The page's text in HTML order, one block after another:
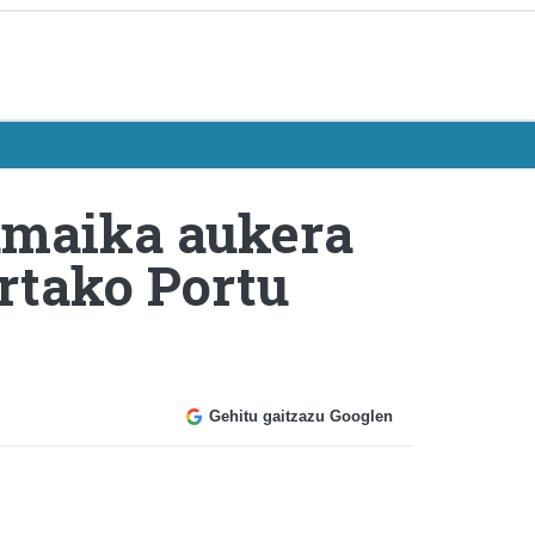
aukera
Portu
Gehitu gaitzazu Googlen